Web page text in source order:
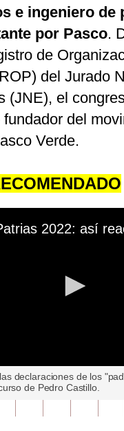
e ingeniero de
por Pasco.
de
del Jurado
(JNE), el
del
Verde.
declaraciones de los
de Pedro Castillo.